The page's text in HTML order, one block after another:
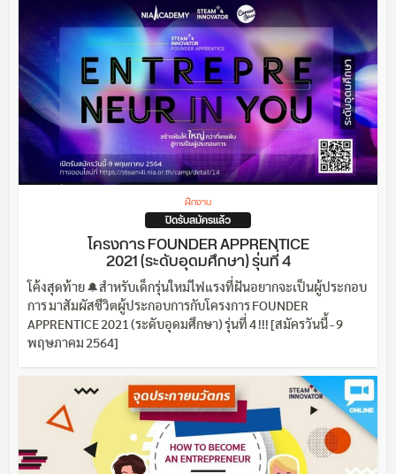
ฝึกงาน
ปิดรับสมัครแล้ว
โครงการ FOUNDER APPRENTICE
2021 (ระดับอุดมศึกษา) รุ่นที่ 4
โค้งสุดท้าย 🔔สำหรับเด็กรุ่นใหม่ไฟแรงที่ฝันอยากจะเป็นผู้ประกอบ
การ มาสัมผัสชีวิตผู้ประกอบการกับโครงการ FOUNDER
APPRENTICE 2021 (ระดับอุดมศึกษา) รุ่นที่ 4 !!! [สมัครวันนี้ - 9
พฤษภาคม 2564]